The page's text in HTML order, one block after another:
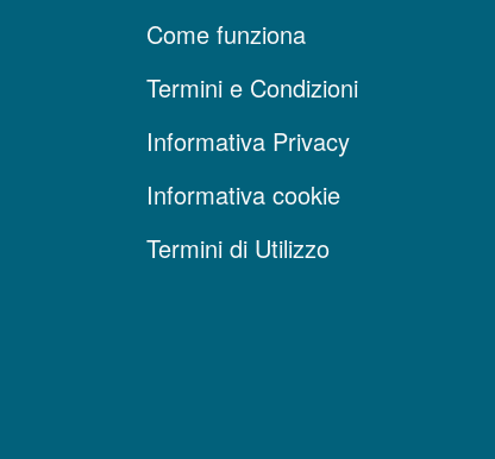
Come funziona
Termini e Condizioni
Informativa Privacy
Informativa cookie
Termini di Utilizzo